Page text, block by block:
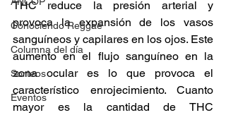
Conociendo Reggae
Columna del día
Sorteos
Eventos
THC reduce la presión arterial y
provoca la expansión de los vasos
sanguíneos y capilares en los ojos. Este
aumento en el flujo sanguíneo en la
zona ocular es lo que provoca el
característico enrojecimiento. Cuanto
mayor es la cantidad de THC